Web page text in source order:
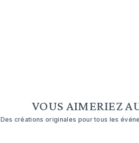
VOUS AIMERIEZ
Des créations originales pour tous les